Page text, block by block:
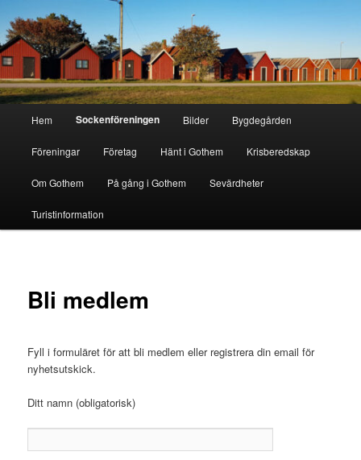
till
primärt
innehållGothem.se
Hem Sockenföreningen Bilder Bygdegården
Föreningar Företag Hänt i Gothem Krisberedskap
Om Gothem På gång i Gothem Sevärdheter
Turistinformation
Bli medlem
Fyll i formuläret för att bli medlem eller registrera din email för
nyhetsutskick.
Ditt namn (obligatorisk)